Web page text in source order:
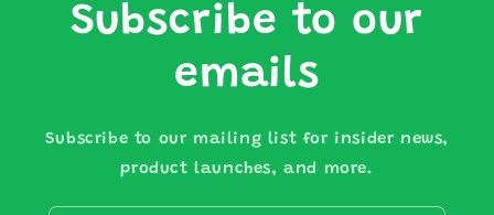
Subscribe to our
emails
Subscribe to our mailing list for insider news,
product launches, and more.